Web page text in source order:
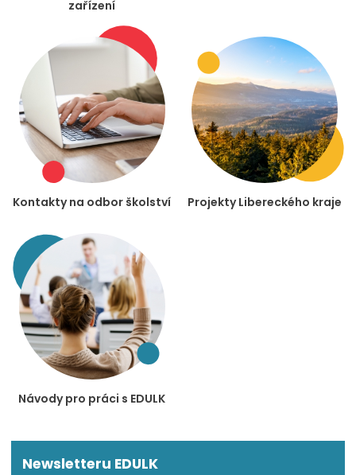
zařízení
Kontakty na odbor školství Projekty Libereckého kraje
Návody pro práci s EDULK
Newsletteru EDULK